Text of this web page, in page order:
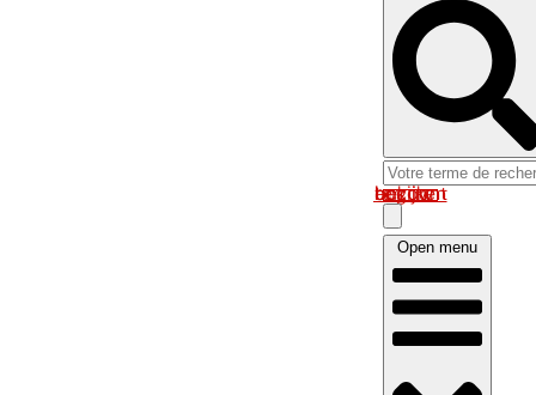
Log in om uw account te bekijken
Open menu